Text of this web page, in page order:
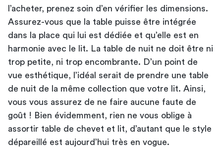
l’acheter, prenez soin d’en vérifier les dimensions.
Assurez-vous que la table puisse être intégrée
dans la place qui lui est dédiée et qu’elle est en
harmonie avec le lit. La table de nuit ne doit être ni
trop petite, ni trop encombrante. D’un point de
vue esthétique, l’idéal serait de prendre une table
de nuit de la même collection que votre lit. Ainsi,
vous vous assurez de ne faire aucune faute de
goût ! Bien évidemment, rien ne vous oblige à
assortir table de chevet et lit, d’autant que le style
dépareillé est aujourd’hui très en vogue.